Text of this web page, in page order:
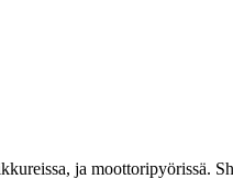
ja moottoripyörissä.